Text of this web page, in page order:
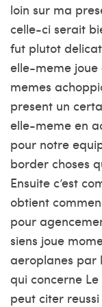
loin sur ma
celle-ci serait
fut plutot
elle-meme
memes
present un
elle-meme en
pour notre
border choses
Ensuite c’est
obtient
pour
siens joue
aeroplanes par
qui concerne
peut citer